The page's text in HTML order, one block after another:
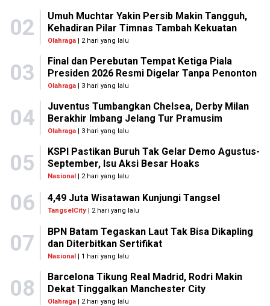
02
Umuh Muchtar Yakin Persib Makin Tangguh,
Kehadiran Pilar Timnas Tambah Kekuatan
Olahraga| 2 hari yang lalu
03
Final dan Perebutan Tempat Ketiga Piala
Presiden 2026 Resmi Digelar Tanpa Penonton
Olahraga| 3 hari yang lalu
04
Juventus Tumbangkan Chelsea, Derby Milan
Berakhir Imbang Jelang Tur Pramusim
Olahraga| 3 hari yang lalu
05
KSPI Pastikan Buruh Tak Gelar Demo Agustus-
September, Isu Aksi Besar Hoaks
Nasional| 2 hari yang lalu
06 4,49 Juta Wisatawan Kunjungi Tangsel
TangselCity | 2 hari yang lalu
07
BPN Batam Tegaskan Laut Tak Bisa Dikapling
dan Diterbitkan Sertifikat
Nasional| 1 hari yang lalu
08
Barcelona Tikung Real Madrid, Rodri Makin
Dekat Tinggalkan Manchester City
Olahraga| 2 hari yang lalu